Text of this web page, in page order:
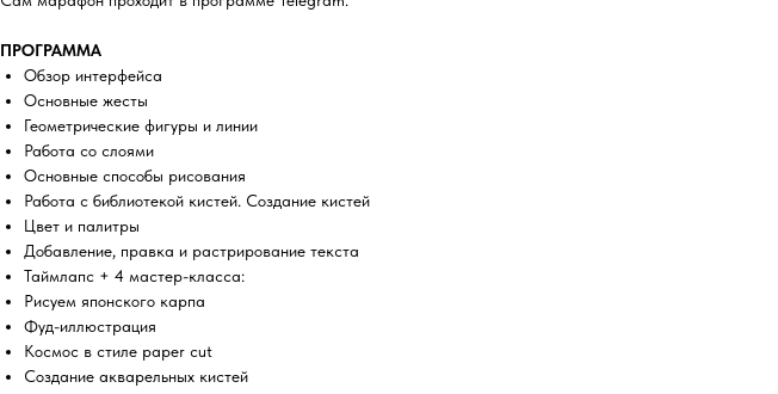
ПРОГРАММА
Обзор интерфейса
Основные жесты
Геометрические фигуры и линии
Работа со слоями
Основные способы рисования
Работа с библиотекой кистей. Создание кистей
Цвет и палитры
Добавление, правка и растрирование текста
Таймлапс + 4 мастер-класса:
Рисуем японского карпа
Фуд-иллюстрация
Космос в стиле paper cut
Создание акварельных кистей